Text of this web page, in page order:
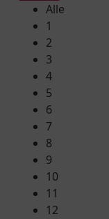
Alle
1
2
3
4
5
6
7
8
9
10
11
12